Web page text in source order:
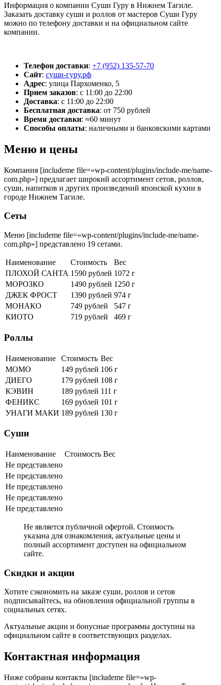
Информация о компании Суши Гуру в Нижнем Тагиле.
Заказать доставку суши и роллов от мастеров Суши Гуру
можно по телефону доставки и на официальном сайте
компании.
Телефон доставки: +7 (952) 135-57-70
Сайт: суши-гуру.рф
Адрес: улица Пархоменко, 5
Прием заказов: с 11:00 до 22:00
Доставка: с 11:00 до 22:00
Бесплатная доставка: от 750 рублей
Время доставки: ≈60 минут
Способы оплаты: наличными и банковскими картами
Меню и цены
Компания [includeme file=»wp-content/plugins/include-me/name-
com.php»] предлагает широкий ассортимент сетов, роллов,
суши, напитков и других произведений японской кухни в
городе Нижнем Тагиле.
Сеты
Меню [includeme file=»wp-content/plugins/include-me/name-
com.php»] представлено 19 сетами.
Наименование Стоимость
Вес
ПЛОХОЙ САНТА 1590 рублей 1072 г
МОРОЗКО
1490 рублей 1250 г
ДЖЕК ФРОСТ
1390 рублей 974 г
МОНАКО
749 рублей
547 г
КИОТО
719 рублей 469 г
Роллы
Наименование Стоимость Вес
МОМО
149 рублей 106 г
ДИЕГО
179 рублей 108 г
КЭВИН
189 рублей 111 г
ФЕНИКС
169 рублей 101 г
УНАГИ МАКИ 189 рублей 130 г
Суши
Наименование Стоимость Вес
Не представлено
Не представлено
Не представлено
Не представлено
Не представлено
Не является публичной офертой. Стоимость
указана для ознакомления, актуальные цены и
полный ассортимент доступен на официальном
сайте.
Скидки и акции
Хотите сэкономить на заказе суши, роллов и сетов
подписывайтесь, на обновления официальной группы в
социальных сетях.
Актуальные акции и бонусные программы доступны на
официальном сайте в соответствующих разделах.
Контактная информация
Ниже собраны контакты [includeme file=»wp-